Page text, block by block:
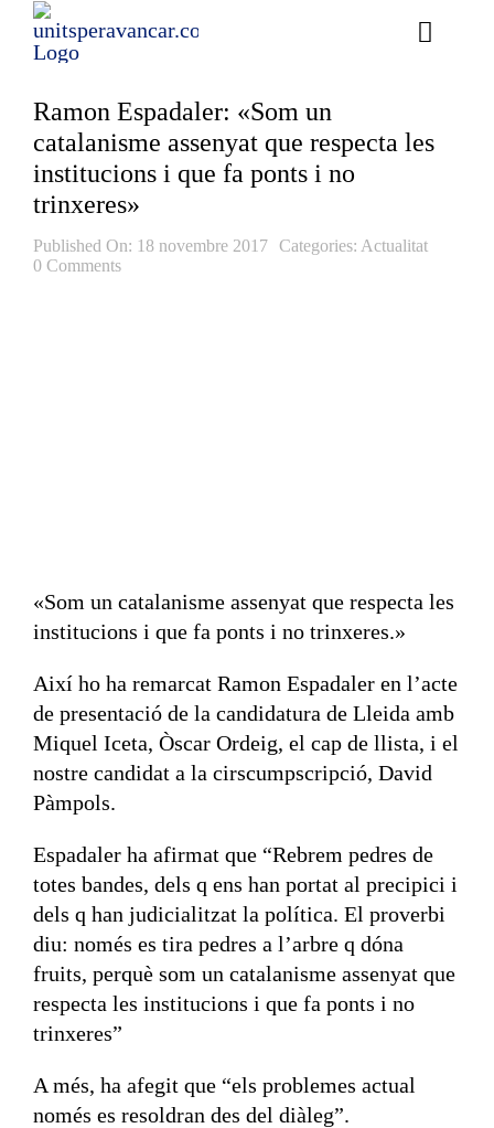
Skip
Toggle
Ramon Espadaler: «Som un
catalanisme assenyat que respecta les
institucions i que fa ponts i no
trinxeres»
Published On: 18 novembre 2017 Categories: Actualitat
0 Comments
«Som un catalanisme assenyat que respecta les
institucions i que fa ponts i no trinxeres.»
Així ho ha remarcat Ramon Espadaler en l’acte
de presentació de la candidatura de Lleida amb
Miquel Iceta, Òscar Ordeig, el cap de llista, i el
nostre candidat a la cirscumpscripció, David
Pàmpols.
Espadaler ha afirmat que “Rebrem pedres de
totes bandes, dels q ens han portat al precipici i
dels q han judicialitzat la política. El proverbi
diu: només es tira pedres a l’arbre q dóna
fruits, perquè som un catalanisme assenyat que
respecta les institucions i que fa ponts i no
trinxeres”
A més, ha afegit que “els problemes actual
només es resoldran des del diàleg”.